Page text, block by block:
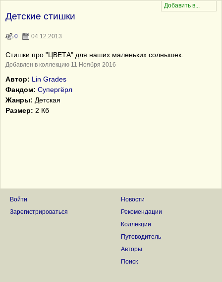
Детские стишки
0 04.12.2013
Стишки про "ЦВЕТА" для наших маленьких солнышек.
Добавлен в коллекцию 11 Ноября 2016
Автор: Lin Grades
Фандом: Супергёрл
Жанры: Детская
Размер: 2 Кб
Войти
Зарегистрироваться
Новости
Рекомендации
Коллекции
Путеводитель
Авторы
Поиск